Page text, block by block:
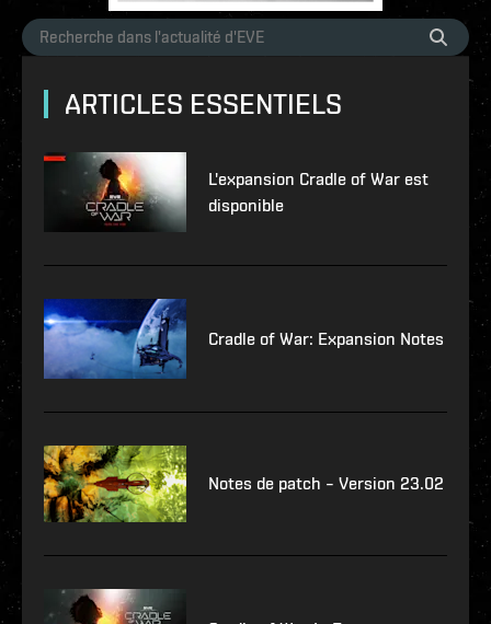
ARTICLES ESSENTIELS
L'expansion Cradle of War est
disponible
Cradle of War: Expansion Notes
Notes de patch – Version 23.02